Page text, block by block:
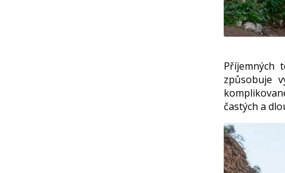
Příjemných
způsobuje
častých a